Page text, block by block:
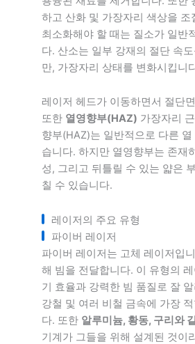
하고 산화 및 가장자리 색상을 조
최소화해야 할 때는 질소가 일반
다. 산소는 일부 강재의 절단 속
만, 가장자리 상태를 변화시킵니
레이저 헤드가 이동하면서 절단
또한 열영향부(HAZ) 가장자리
향부(HAZ)는 일반적으로 다른
습니다. 하지만 열영향부는 존재
성, 그리고 뒤틀릴 수 있는 얇은
칠 수 있습니다.
레이저의 주요 유형
파이버 레이저
파이버 레이저는 고체 레이저입
해 빔을 전달합니다. 이 유형의
기 효율과 강력한 빔 품질로 잘
강철 및 여러 비철 금속에 가장
다. 또한 알루미늄, 황동, 구리와
기계가 그들을 위해 설계된 것이